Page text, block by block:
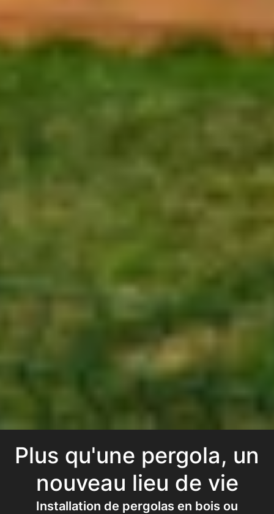
Installation de pergolas en bois ou
Plus qu'une pergola, un
nouveau lieu de vie